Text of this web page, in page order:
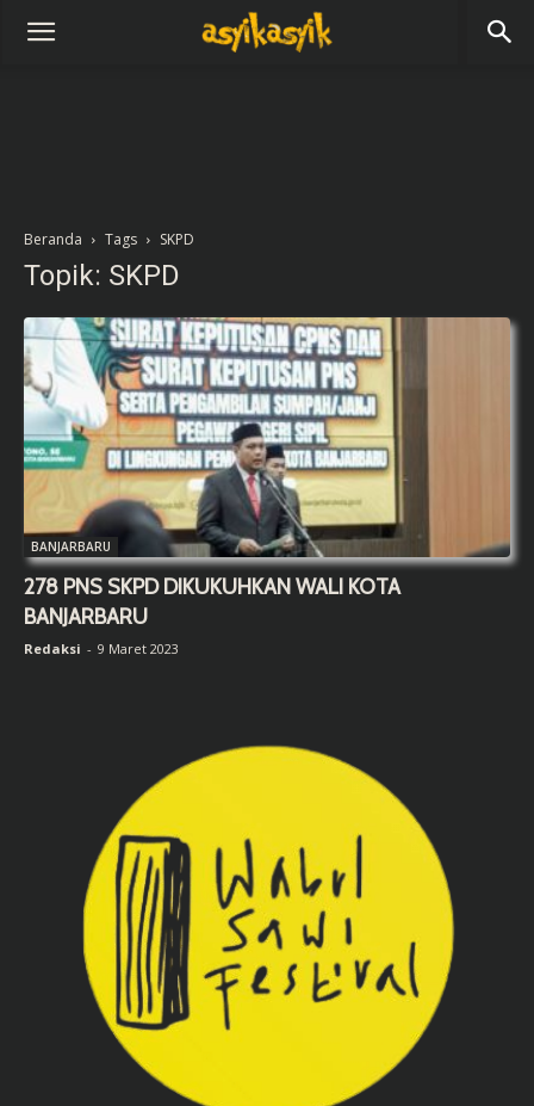
Beranda Tags SKPD
Topik: SKPD
BANJARBARU
278 PNS SKPD DIKUKUHKAN WALI KOTA
BANJARBARU
Redaksi - 9 Maret 2023